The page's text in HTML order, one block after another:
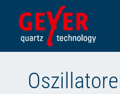
Inhalt
springen
Produkte